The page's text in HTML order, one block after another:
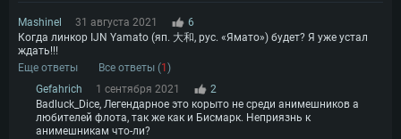
Mashinel 31 августа 2021
6
Когда линкор IJN Yamato (яп. 大和, рус. «Ямато») будет? Я уже устал
ждать!!!
Еще ответы
Все ответы (1 )
Gefahrich
1 сентября 2021
2
Badluck_Dice, Легендарное это корыто не среди анимешников а
любителей флота, так же как и Бисмарк. Неприязнь к
анимешникам что-ли?